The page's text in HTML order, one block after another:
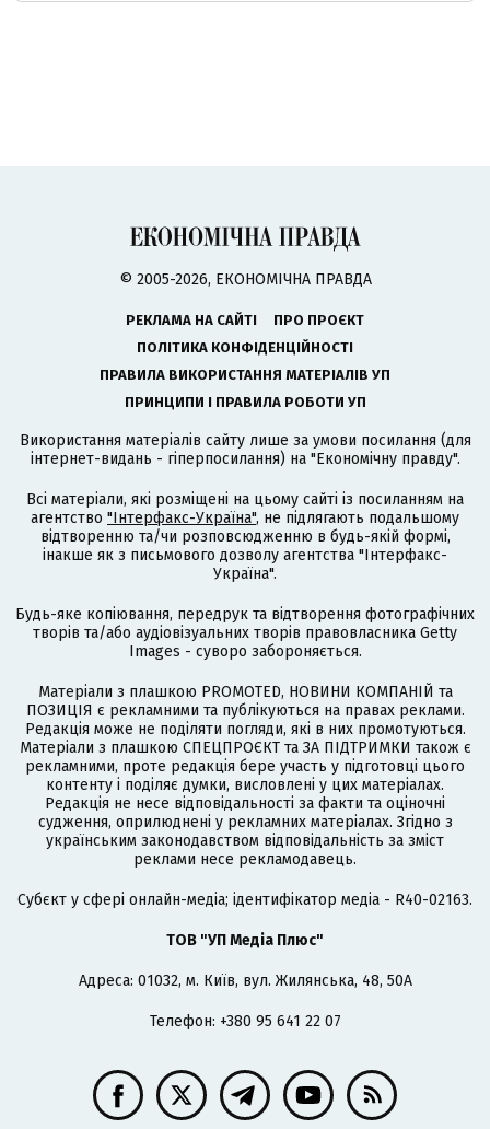
© 2005-2026, ЕКОНОМІЧНА ПРАВДА
РЕКЛАМА НА САЙТІ
ПРО ПРОЄКТ
ПОЛІТИКА КОНФІДЕНЦІЙНОСТІ
ПРАВИЛА ВИКОРИСТАННЯ МАТЕРІАЛІВ УП
ПРИНЦИПИ І ПРАВИЛА РОБОТИ УП
Використання матеріалів сайту лише за умови посилання (для
інтернет-видань - гіперпосилання) на "Економічну правду".
Всі матеріали, які розміщені на цьому сайті із посиланням на
агентство "Інтерфакс-Україна", не підлягають подальшому
відтворенню та/чи розповсюдженню в будь-якій формі,
інакше як з письмового дозволу агентства "Інтерфакс-
Україна".
Будь-яке копіювання, передрук та відтворення фотографічних
творів та/або аудіовізуальних творів правовласника Getty
Images - суворо забороняється.
Матеріали з плашкою PROMOTED, НОВИНИ КОМПАНІЙ та
ПОЗИЦІЯ є рекламними та публікуються на правах реклами.
Редакція може не поділяти погляди, які в них промотуються.
Матеріали з плашкою СПЕЦПРОЄКТ та ЗА ПІДТРИМКИ також є
рекламними, проте редакція бере участь у підготовці цього
контенту і поділяє думки, висловлені у цих матеріалах.
Редакція не несе відповідальності за факти та оціночні
судження, оприлюднені у рекламних матеріалах. Згідно з
українським законодавством відповідальність за зміст
реклами несе рекламодавець.
Cубєкт у сфері онлайн-медіа; ідентифікатор медіа - R40-02163.
ТОВ "УП Медіа Плюс"
Адреса: 01032, м. Київ, вул. Жилянська, 48, 50А
Телефон: +380 95 641 22 07